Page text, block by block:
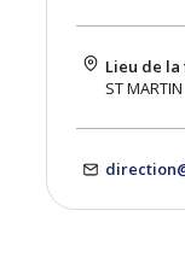
Lieu de
ST MARTIN